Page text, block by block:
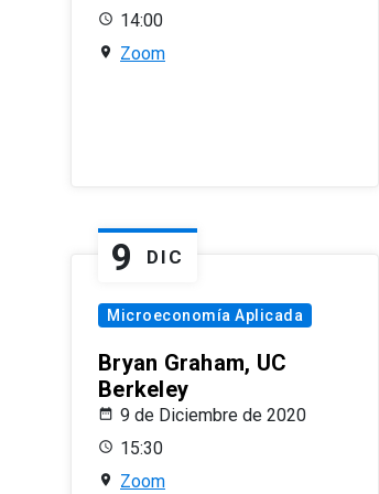
14:00
Zoom
9 DIC
Microeconomía Aplicada
Bryan Graham, UC
Berkeley
9 de Diciembre de 2020
15:30
Zoom